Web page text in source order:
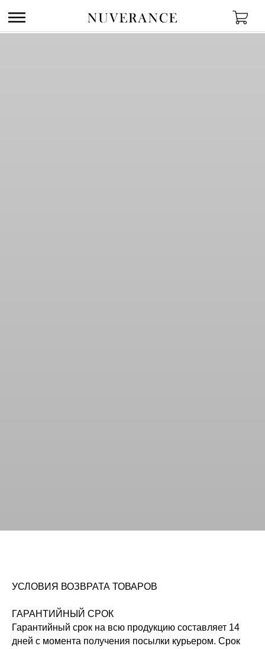
УСЛОВИЯ ВОЗВРАТА ТОВАРОВ
ГАРАНТИЙНЫЙ СРОК
Гарантийный срок на всю продукцию составляет 14
дней с момента получения посылки курьером. Срок